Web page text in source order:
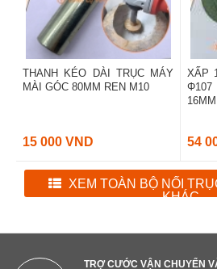
THANH KÉO DÀI TRỤC MÁY
MÀI GÓC 80MM REN M10
15 000 VND
XẤP
54
XEM TOÀN BỘ NỐI
KHÁC
TRỢ CƯỚC VẬN CHUYỂN